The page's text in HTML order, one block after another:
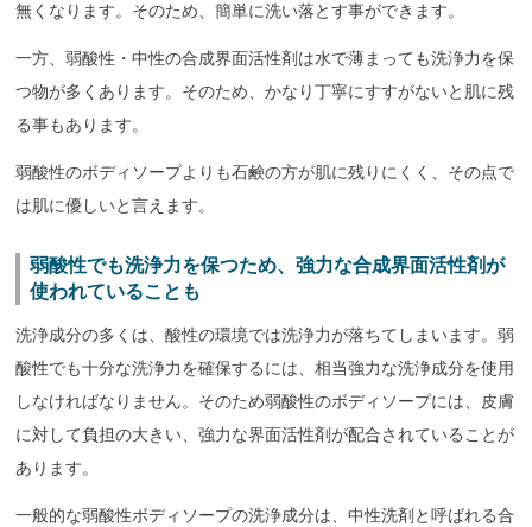
無くなります。そのため、簡単に洗い落とす事ができます。
一方、弱酸性・中性の合成界面活性剤は水で薄まっても洗浄力を保
つ物が多くあります。そのため、かなり丁寧にすすがないと肌に残
る事もあります。
弱酸性のボディソープよりも石鹸の方が肌に残りにくく、その点で
は肌に優しいと言えます。
弱酸性でも洗浄力を保つため、強力な合成界面活性剤が
使われていることも
洗浄成分の多くは、酸性の環境では洗浄力が落ちてしまいます。弱
酸性でも十分な洗浄力を確保するには、相当強力な洗浄成分を使用
しなければなりません。そのため弱酸性のボディソープには、皮膚
に対して負担の大きい、強力な界面活性剤が配合されていることが
あります。
一般的な弱酸性ボディソープの洗浄成分は、中性洗剤と呼ばれる合